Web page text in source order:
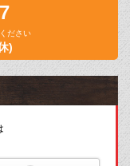
ださい
)